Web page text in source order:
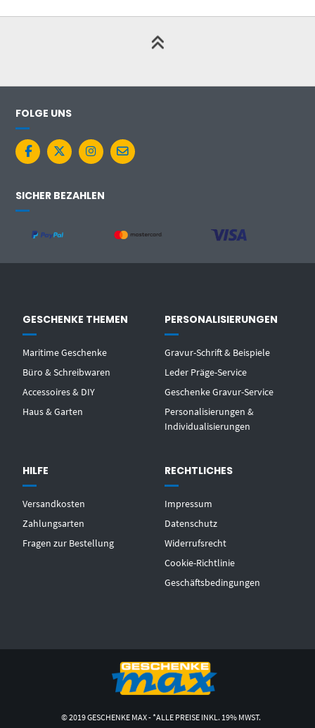
FOLGE UNS
SICHER BEZAHLEN
GESCHENKE THEMEN
Maritime Geschenke
Büro & Schreibwaren
Accessoires & DIY
Haus & Garten
PERSONALISIERUNGEN
Gravur-Schrift & Beispiele
Leder Präge-Service
Geschenke Gravur-Service
Personalisierungen &
Individualisierungen
HILFE
Versandkosten
Zahlungsarten
Fragen zur Bestellung
RECHTLICHES
Impressum
Datenschutz
Widerrufsrecht
Cookie-Richtlinie
Geschäftsbedingungen
© 2019 GESCHENKE MAX - *ALLE PREISE INKL. 19% MWST.